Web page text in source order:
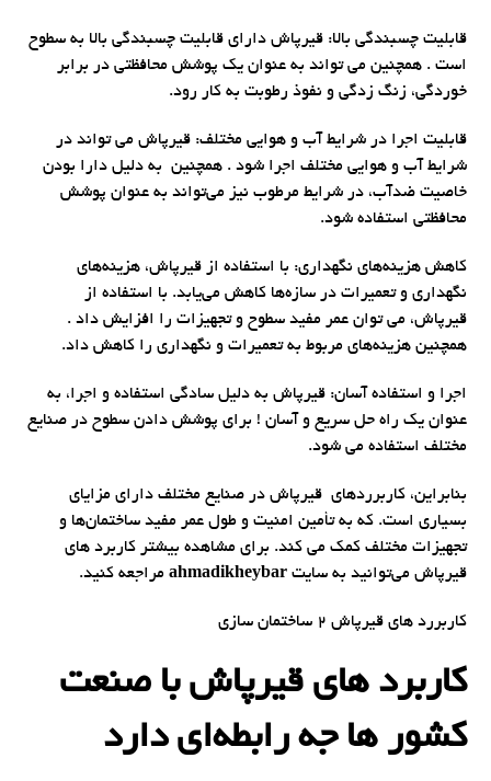
قابلیت چسبندگی بالا: قیرپاش دارای قابلیت چسبندگی بالا به سطوح
است . همچنین می تواند به عنوان یک پوشش محافظتی در برابر
خوردگی، زنگ زدگی و نفوذ رطوبت به کار رود.
قابلیت اجرا در شرایط آب و هوایی مختلف: قیرپاش می تواند در
شرایط آب و هوایی مختلف اجرا شود . همچنین به دلیل دارا بودن
خاصیت ضدآب، در شرایط مرطوب نیز می‌تواند به عنوان پوشش
محافظتی استفاده شود.
کاهش هزینه‌های نگهداری: با استفاده از قیرپاش، هزینه‌های
نگهداری و تعمیرات در سازه‌ها کاهش می‌یابد. با استفاده از
قیرپاش، می توان عمر مفید سطوح و تجهیزات را افزایش داد .
همچنین هزینه‌های مربوط به تعمیرات و نگهداری را کاهش داد.
اجرا و استفاده آسان: قیرپاش به دلیل سادگی استفاده و اجرا، به
عنوان یک راه حل سریع و آسان ! برای پوشش دادن سطوح در صنایع
مختلف استفاده می شود.
بنابراین، کاربرردهای قیرپاش در صنایع مختلف دارای مزایای
بسیاری است. که به تأمین امنیت و طول عمر مفید ساختمان‌ها و
تجهیزات مختلف کمک می کند. برای مشاهده بیشتر کاربرد های
قیرپاش می‌توانید به سایتahmadikheybar مراجعه کنید.
کاربررد های قیرپاش 2 ساختمان سازی
کاربرد های قیرپاش با صنعت
کشور ها جه رابطه‌‌ای دارد